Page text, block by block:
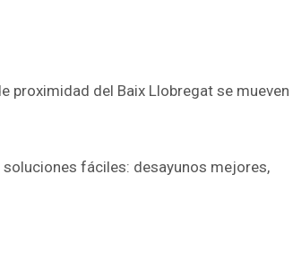
proximidad del Baix Llobregat se mueven
soluciones fáciles: desayunos mejores,